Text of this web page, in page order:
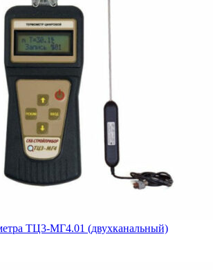
ТЦ3-МГ4.01 (двухканальный)